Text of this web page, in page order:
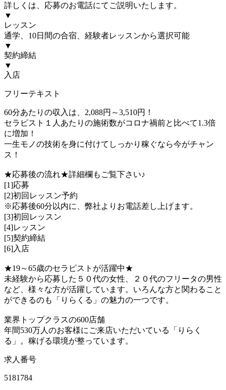
詳しくは、応募のお電話にてご説明いたします。
▼
レッスン
通学、10日間の合宿、経験者レッスンから選択可能
▼
契約締結
▼
入店
フリーテキスト
60分あたりの収入は、2,088円～3,510円！
セラピスト１人あたりの施術数がコロナ禍前と比べて1.3倍
に増加！
一生モノの技術を身に付けてしっかり稼ぐなら今がチャン
ス！
★応募後の流れ★詳細欄もご覧下さい♪
[1]応募
[2]初回レッスン予約
※応募後60分以内に、弊社よりお電話差し上げます。
[3]初回レッスン
[4]レッスン
[5]契約締結
[6]入店
★19～65歳のセラピストが活躍中★
未経験から応募した５０代の女性、２０代のフリータの男性
など、様々な方が活躍しています。いろんな方と関わること
ができるのも「りらくる」の魅力の一つです。
業界トップクラスの600店舗
年間530万人のお客様にご来店いただいている「りらく
る」。稼げる環境が整っています。
求人番号
5181784